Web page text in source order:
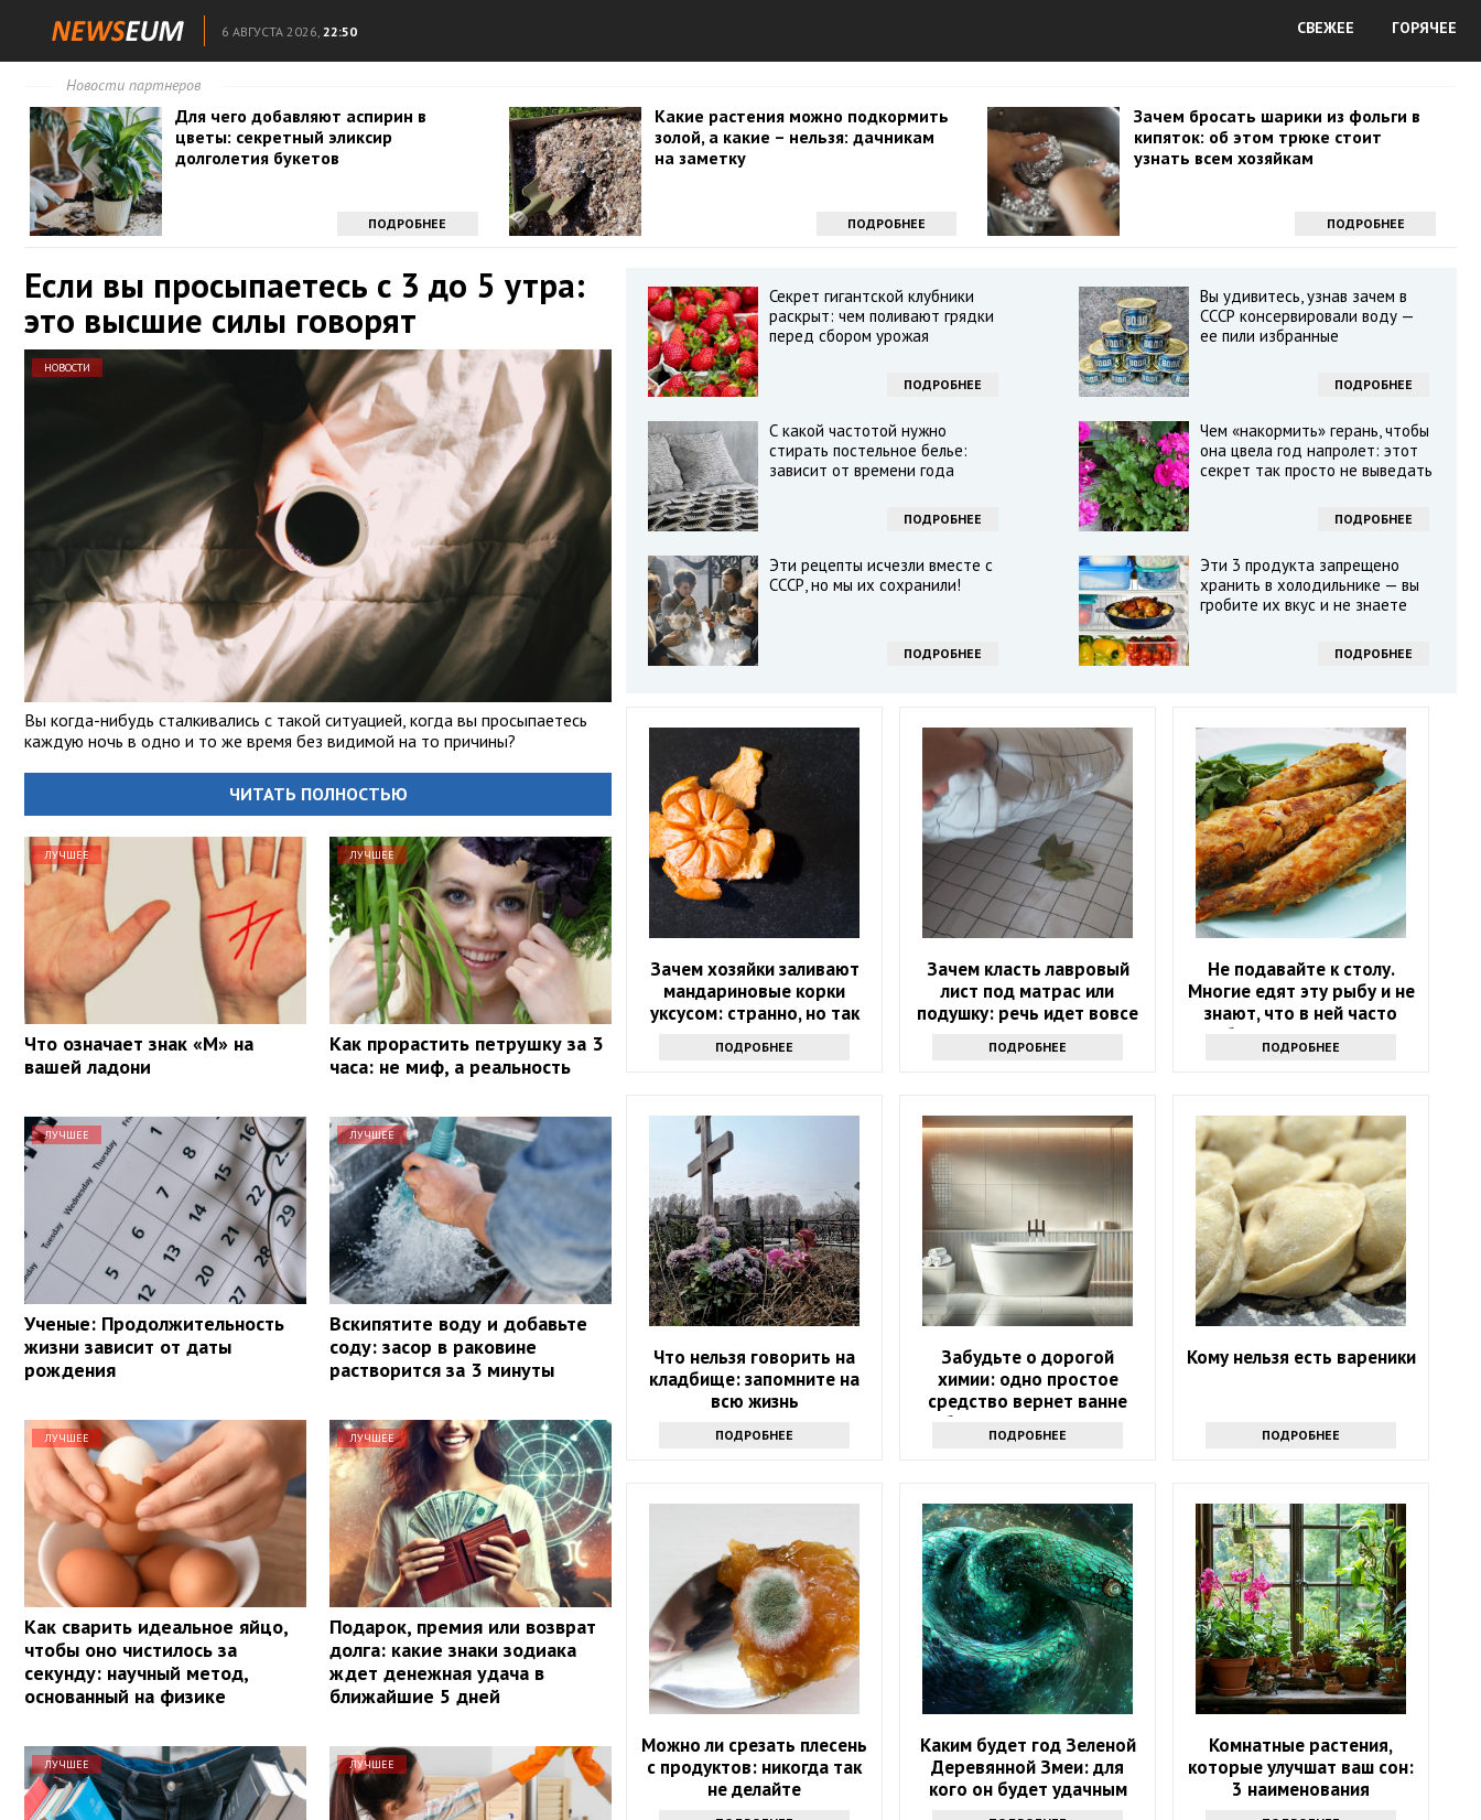
6 АВГУСТА 2026, 22:50 СВЕЖЕЕ ГОРЯЧЕЕ
Новости партнеров
Для чего добавляют аспирин в
цветы: секретный эликсир
долголетия букетов
ПОДРОБНЕЕ
Какие растения можно подкормить
золой, а какие – нельзя: дачникам
на заметку
ПОДРОБНЕЕ
Зачем бросать шарики из фольги в
кипяток: об этом трюке стоит
узнать всем хозяйкам
ПОДРОБНЕЕ
Если вы просыпаетесь с 3 до 5 утра:
это высшие силы говорят
НОВОСТИ
Вы когда-нибудь сталкивались с такой ситуацией, когда вы просыпаетесь
каждую ночь в одно и то же время без видимой на то причины?
ЧИТАТЬ ПОЛНОСТЬЮ
ЛУЧШЕЕ
Что означает знак «М» на
вашей ладони
ЛУЧШЕЕ
Как прорастить петрушку за 3
часа: не миф, а реальность
ЛУЧШЕЕ
Ученые: Продолжительность
жизни зависит от даты
рождения
ЛУЧШЕЕ
Вскипятите воду и добавьте
соду: засор в раковине
растворится за 3 минуты
ЛУЧШЕЕ
Как сварить идеальное яйцо,
чтобы оно чистилось за
секунду: научный метод,
основанный на физике
ЛУЧШЕЕ
Подарок, премия или возврат
долга: какие знаки зодиака
ждет денежная удача в
ближайшие 5 дней
ЛУЧШЕЕ ЛУЧШЕЕ
Секрет гигантской клубники
раскрыт: чем поливают грядки
перед сбором урожая
ПОДРОБНЕЕ
Вы удивитесь, узнав зачем в
СССР консервировали воду —
ее пили избранные
ПОДРОБНЕЕ
С какой частотой нужно
стирать постельное белье:
зависит от времени года
ПОДРОБНЕЕ
Чем «накормить» герань, чтобы
она цвела год напролет: этот
секрет так просто не выведать
ПОДРОБНЕЕ
Эти рецепты исчезли вместе с
СССР, но мы их сохранили!
ПОДРОБНЕЕ
Эти 3 продукта запрещено
хранить в холодильнике — вы
гробите их вкус и не знаете
ПОДРОБНЕЕ
Зачем хозяйки заливают
мандариновые корки
уксусом: странно, но так
ПОДРОБНЕЕ
Зачем класть лавровый
лист под матрас или
подушку: речь идет вовсе
ПОДРОБНЕЕ
Не подавайте к столу.
Многие едят эту рыбу и не
знают, что в ней часто
бывают паразиты
ПОДРОБНЕЕ
Что нельзя говорить на
кладбище: запомните на
всю жизнь
ПОДРОБНЕЕ
Забудьте о дорогой
химии: одно простое
средство вернет ванне
белизну за 10 минут
ПОДРОБНЕЕ
Кому нельзя есть вареники
ПОДРОБНЕЕ
Можно ли срезать плесень
с продуктов: никогда так
не делайте
Каким будет год Зеленой
Деревянной Змеи: для
кого он будет удачным
Комнатные растения,
которые улучшат ваш сон:
3 наименования